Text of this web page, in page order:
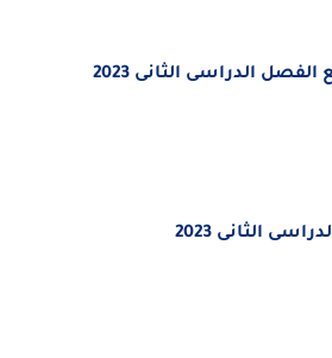
الدراسى الثانى 2023
الثانى 2023